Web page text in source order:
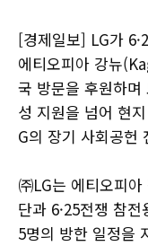
[경제일보] LG가
에티오피아 강뉴
국 방문을 후원하며
성 지원을 넘어 현
G의 장기 사회공헌
㈜LG는 에티오피
단과 6·25전쟁 참
5명의 방한 일정을